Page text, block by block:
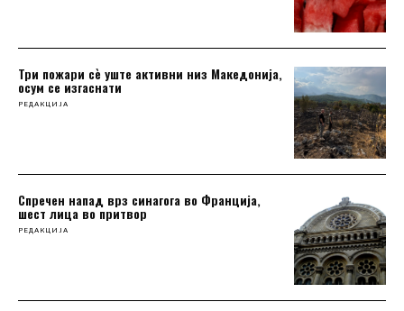
Три пожари сè уште активни низ Македонија,
осум се изгаснати
РЕДАКЦИЈА
Спречен напад врз синагога во Франција,
шест лица во притвор
РЕДАКЦИЈА